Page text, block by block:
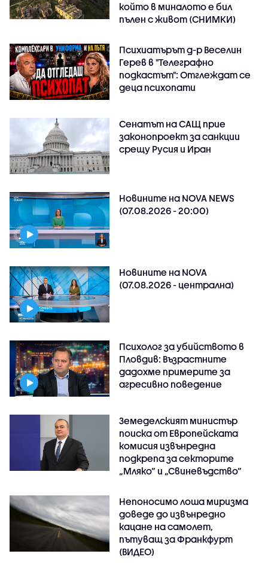
който в миналото е бил
пълен с живот (СНИМКИ)
Психиатърът д-р Веселин
Герев в "Телеграфно
подкастът": Отглеждат се
деца психопати
Сенатът на САЩ прие
законопроект за санкции
срещу Русия и Иран
Новините на NOVA NEWS
(07.08.2026 - 20:00)
Новините на NOVA
(07.08.2026 - централна)
Психолог за убийството в
Пловдив: Възрастните
дадохме примерите за
агресивно поведение
Земеделският министър
поиска от Европейската
комисия извънредна
подкрепа за секторите
„Мляко“ и „Свиневъдство“
Непоносимо лоша миризма
доведе до извънредно
кацане на самолет,
пътуващ за Франкфурт
(ВИДЕО)